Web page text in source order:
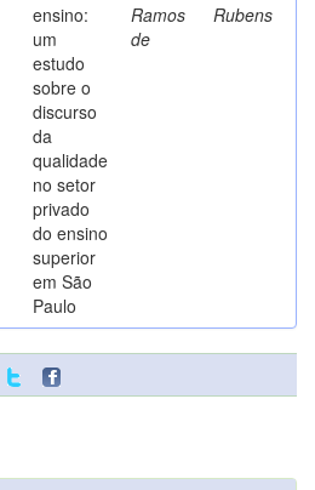
ensino:
um
estudo
sobre o
discurso
da
qualidade
no setor
privado
do ensino
superior
em São
Paulo
Ramos
de
Rubens